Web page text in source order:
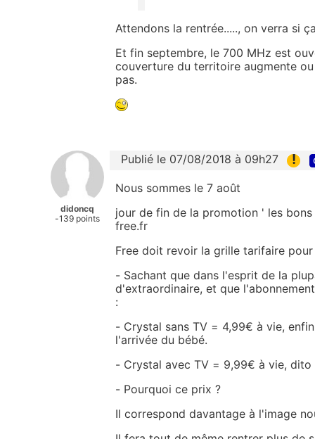
Attendons la rentrée....., on verra si
Et fin septembre, le 700 MHz est
couverture du territoire augmente
pas.
didoncq
-139 points
Publié le 07/08/2018 à 09h27 !
Nous sommes le 7 août
jour de fin de la promotion ' les
free.fr
Free doit revoir la grille tarifaire
- Sachant que dans l'esprit de la
d'extraordinaire, et que
:
- Crystal sans TV = 4,99€ à vie,
l'arrivée du bébé.
- Crystal avec TV = 9,99€ à vie,
- Pourquoi ce prix ?
Il correspond davantage à l'image